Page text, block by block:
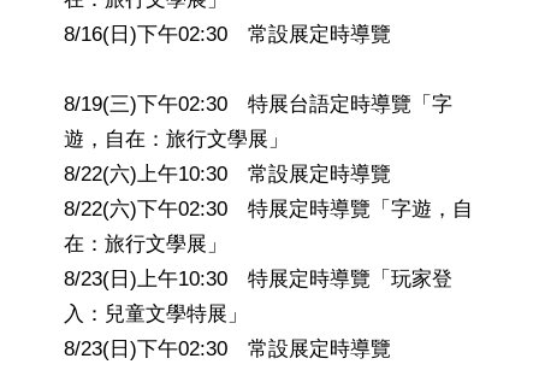
8/16(日)下午02:30 常設展定時導覽
8/19(三)下午02:30 特展台語定時導覽「字
遊，自在：旅行文學展」
8/22(六)上午10:30 常設展定時導覽
8/22(六)下午02:30 特展定時導覽「字遊，自
在：旅行文學展」
8/23(日)上午10:30 特展定時導覽「玩家登
入：兒童文學特展」
8/23(日)下午02:30 常設展定時導覽